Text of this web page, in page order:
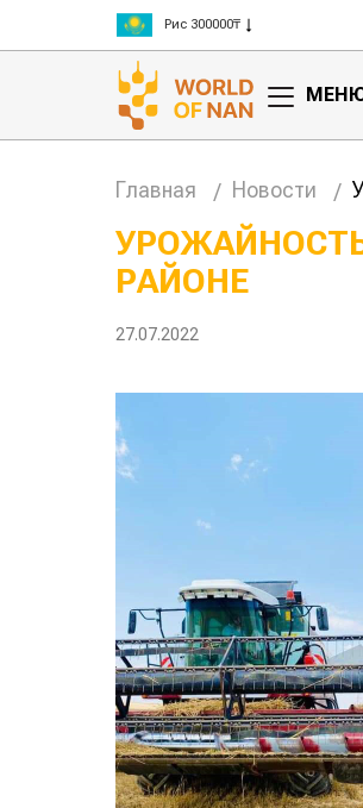
Рис 300000₸
Пшеница 3 класс 125000₸
Главная Новости
РАЙОНЕ
27.07.2022